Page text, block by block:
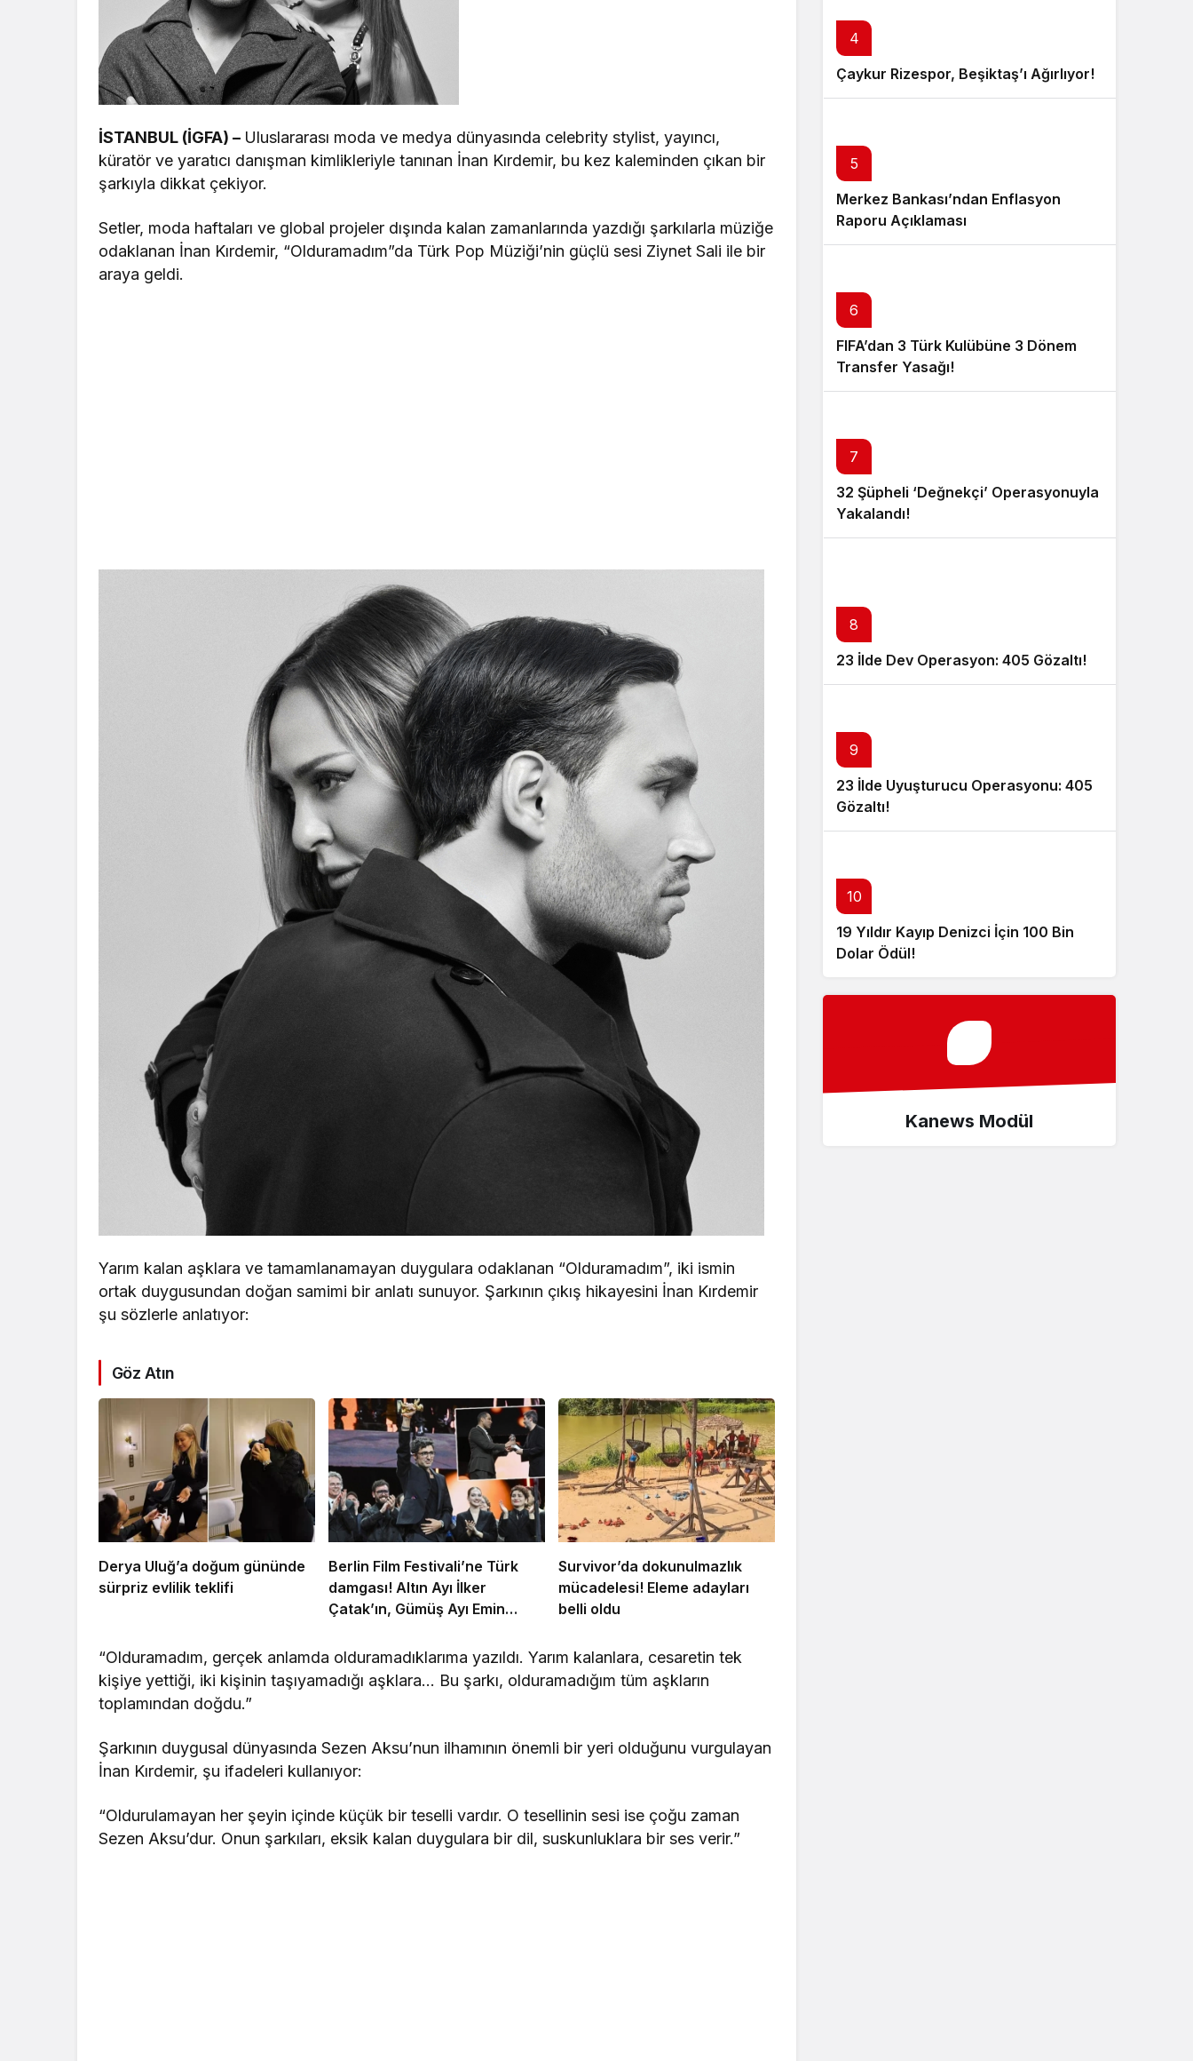
İSTANBUL (İGFA) – Uluslararası moda ve medya dünyasında celebrity stylist, yayıncı,
küratör ve yaratıcı danışman kimlikleriyle tanınan İnan Kırdemir, bu kez kaleminden çıkan bir
şarkıyla dikkat çekiyor.
Setler, moda haftaları ve global projeler dışında kalan zamanlarında yazdığı şarkılarla müziğe
odaklanan İnan Kırdemir, “Olduramadım”da Türk Pop Müziği’nin güçlü sesi Ziynet Sali ile bir
araya geldi.
Yarım kalan aşklara ve tamamlanamayan duygulara odaklanan “Olduramadım”, iki ismin
ortak duygusundan doğan samimi bir anlatı sunuyor. Şarkının çıkış hikayesini İnan Kırdemir
şu sözlerle anlatıyor:
Göz Atın
Derya Uluğ’a doğum gününde
sürpriz evlilik teklifi
Berlin Film Festivali’ne Türk
damgası! Altın Ayı İlker
Çatak’ın, Gümüş Ayı Emin
Survivor’da dokunulmazlık
mücadelesi! Eleme adayları
belli oldu
“Olduramadım, gerçek anlamda olduramadıklarıma yazıldı. Yarım kalanlara, cesaretin tek
kişiye yettiği, iki kişinin taşıyamadığı aşklara… Bu şarkı, olduramadığım tüm aşkların
toplamından doğdu.”
Şarkının duygusal dünyasında Sezen Aksu’nun ilhamının önemli bir yeri olduğunu vurgulayan
İnan Kırdemir, şu ifadeleri kullanıyor:
“Oldurulamayan her şeyin içinde küçük bir teselli vardır. O tesellinin sesi ise çoğu zaman
Sezen Aksu’dur. Onun şarkıları, eksik kalan duygulara bir dil, suskunluklara bir ses verir.”
4
Çaykur Rizespor, Beşiktaş’ı Ağırlıyor!
5
Merkez Bankası’ndan Enflasyon
Raporu Açıklaması
6
FIFA’dan 3 Türk Kulübüne 3 Dönem
Transfer Yasağı!
7
32 Şüpheli ‘Değnekçi’ Operasyonuyla
Yakalandı!
8
23 İlde Dev Operasyon: 405 Gözaltı!
9
23 İlde Uyuşturucu Operasyonu: 405
Gözaltı!
10
19 Yıldır Kayıp Denizci İçin 100 Bin
Dolar Ödül!
Kanews Modül